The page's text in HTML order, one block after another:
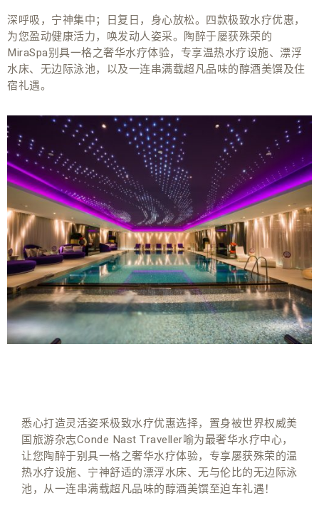
深呼吸，宁神集中；日复日，身心放松。四款极致水疗优惠，
为您盈动健康活力，唤发动人姿采。陶醉于屡获殊荣的
MiraSpa别具一格之奢华水疗体验，专享温热水疗设施、漂浮
水床、无边际泳池，以及一连串满载超凡品味的醇酒美馔及住
宿礼遇。
悉心打造灵活姿釆极致水疗优惠选择，置身被世界权威美
国旅游杂志Conde Nast Traveller喻为最奢华水疗中心，
让您陶醉于别具一格之奢华水疗体验，专享屡获殊荣的温
热水疗设施、宁神舒适的漂浮水床、无与伦比的无边际泳
池，从一连串满载超凡品味的醇酒美馔至迫车礼遇！